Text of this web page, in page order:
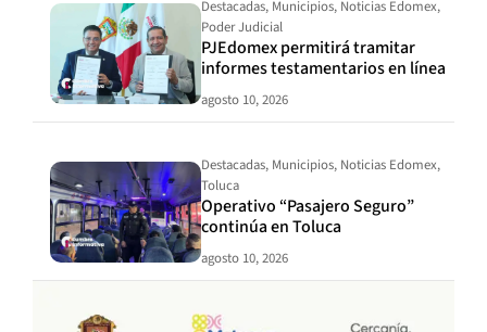
Destacadas, Municipios, Noticias Edomex,
Poder Judicial
PJEdomex permitirá tramitar
informes testamentarios en línea
agosto 10, 2026
Destacadas, Municipios, Noticias Edomex,
Toluca
Operativo “Pasajero Seguro”
continúa en Toluca
agosto 10, 2026